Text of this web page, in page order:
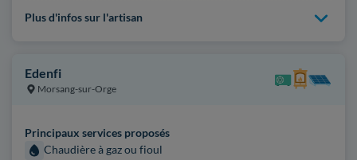
Plus d'infos sur l'artisan
Edenfi
Morsang-sur-Orge
Principaux services proposés
Chaudière à gaz ou fioul